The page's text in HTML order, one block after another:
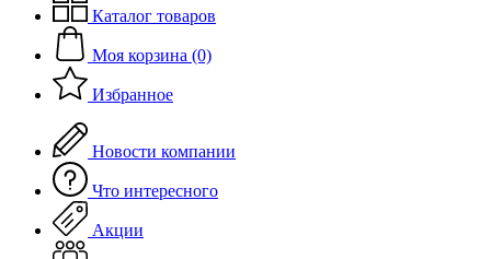
Каталог товаров
Моя корзина (0)
Избранное
Новости компании
Что интересного
Акции